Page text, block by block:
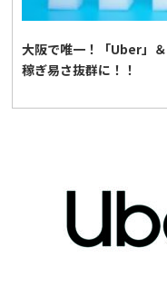
大阪で唯一！「Uber」
稼ぎ易さ抜群に！！